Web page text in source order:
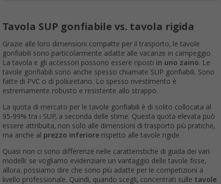
Tavola SUP gonfiabile vs. tavola rigida
Grazie alle loro dimensioni compatte per il trasporto, le tavole
gonfiabili sono particolarmente adatte alle vacanze in campeggio.
La tavola e gli accessori possono essere riposti in uno zaino. Le
tavole gonfiabili sono anche spesso chiamate SUP gonfiabili. Sono
fatte di PVC o di poliuretano. Lo spesso rivestimento è
estremamente robusto e resistente allo strappo.
La quota di mercato per le tavole gonfiabili è di solito collocata al
95-99% tra i SUP, a seconda delle stime. Questa quota elevata può
essere attribuita, non solo alle dimensioni di trasporto più pratiche,
ma anche al prezzo inferiore rispetto alle tavole rigide.
Quasi non ci sono differenze nelle caratteristiche di guida dei vari
modelli: se vogliamo evidenziare un vantaggio delle tavole fisse,
allora, possiamo dire che sono più adatte per le competizioni a
livello professionale. Quindi, quando scegli, concentrati sulle tavole